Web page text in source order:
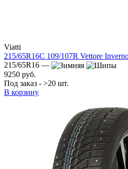
Viatti
215/65R16C 109/107R Vettore
215/65R16 —
9250 руб.
Под заказ - >20 шт.
В корзину